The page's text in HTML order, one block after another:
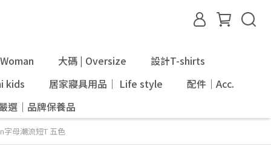
大碼 | Oversize
設計T-shirts
kids 居家寢具用品｜ Life style
配件｜Acc.
選｜品牌保養品
字母潮流短T 五色